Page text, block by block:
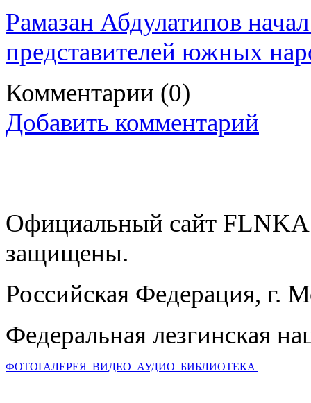
Рамазан Абдулатипов
представителей южных
Комментарии (0)
Добавить комментарий
Официальный сайт
защищены.
Российская Федерация, г.
Федеральная лезгинская
ФОТОГАЛЕРЕЯ ВИДЕО АУДИО БИБЛИОТЕКА